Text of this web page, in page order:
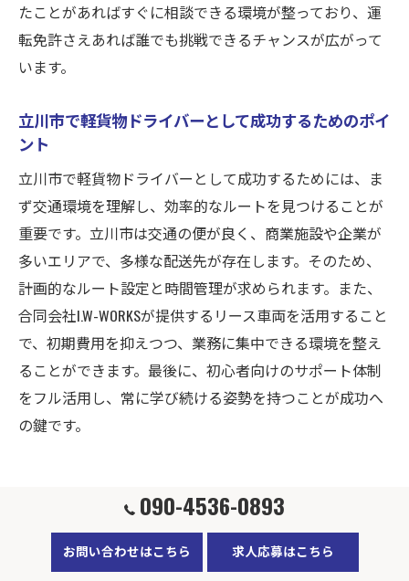
たことがあればすぐに相談できる環境が整っており、運
転免許さえあれば誰でも挑戦できるチャンスが広がって
います。
立川市で軽貨物ドライバーとして成功するためのポイ
ント
立川市で軽貨物ドライバーとして成功するためには、ま
ず交通環境を理解し、効率的なルートを見つけることが
重要です。立川市は交通の便が良く、商業施設や企業が
多いエリアで、多様な配送先が存在します。そのため、
計画的なルート設定と時間管理が求められます。また、
合同会社I.W-WORKSが提供するリース車両を活用すること
で、初期費用を抑えつつ、業務に集中できる環境を整え
ることができます。最後に、初心者向けのサポート体制
をフル活用し、常に学び続ける姿勢を持つことが成功へ
の鍵です。
立川市で軽貨物ドライバーを目指すな
ら必見の求人情報
090-4536-0893
お問い合わせはこちら 求人応募はこちら